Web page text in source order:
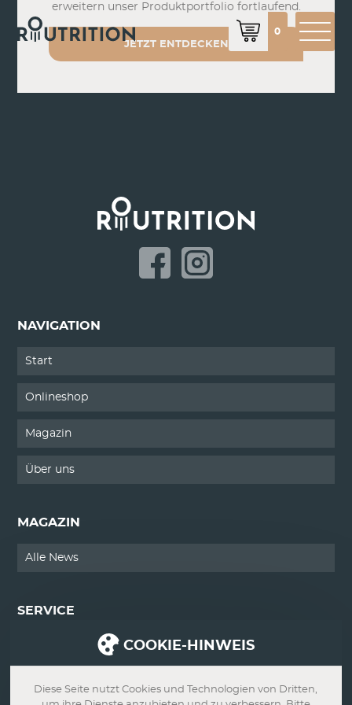
0
erweitern unser Produktportfolio fortlaufend.
JETZT ENTDECKEN
NAVIGATION
Start
Onlineshop
Magazin
Über uns
MAGAZIN
Alle News
SERVICE
COOKIE-HINWEIS
Diese Seite nutzt Cookies und Technologien von Dritten,